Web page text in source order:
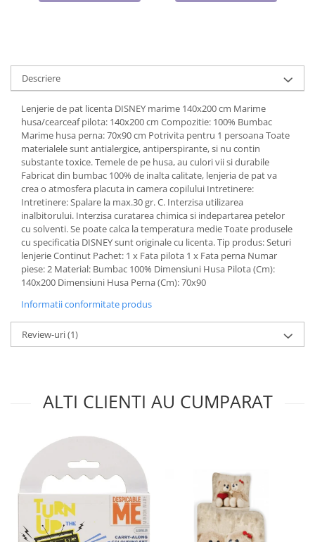
Cadouri pentru Doctori
Descriere
Lenjerie de pat licenta DISNEY marime 140x200 cm Marime
husa/cearceaf pilota: 140x200 cm Compozitie: 100% Bumbac
Marime husa perna: 70x90 cm Potrivita pentru 1 persoana Toate
materialele sunt antialergice, antiperspirante, si nu contin
substante toxice. Temele de pe husa, au culori vii si durabile
Fabricat din bumbac 100% de inalta calitate, lenjeria de pat va
crea o atmosfera placuta in camera copilului Intretinere:
Intretinere: Spalare la max.30 gr. C. Interzisa utilizarea
inalbitorului. Interzisa curatarea chimica si indepartarea petelor
cu solventi. Se poate calca la temperatura medie Toate produsele
cu specificatia DISNEY sunt originale cu licenta. Tip produs: Seturi
lenjerie Continut Pachet: 1 x Fata pilota 1 x Fata perna Numar
piese: 2 Material: Bumbac 100% Dimensiuni Husa Pilota (Cm):
140x200 Dimensiuni Husa Perna (Cm): 70x90
Informatii conformitate produs
Review-uri(1)
ALTI CLIENTI AU CUMPARAT